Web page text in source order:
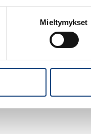
Mieltymykset